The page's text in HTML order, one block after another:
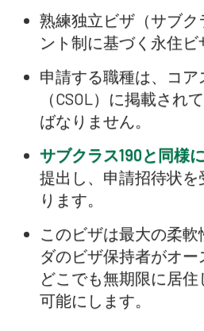
熟練独立ビザ（サブク
ント制に基づく永住ビ
申請する職種は、コア
（CSOL）に掲載され
ばなりません。
サブクラス190と同様に
提出し、申請招待状
ります。
このビザは最大の柔
ダのビザ保持者がオ
どこでも無期限に居
可能にします。